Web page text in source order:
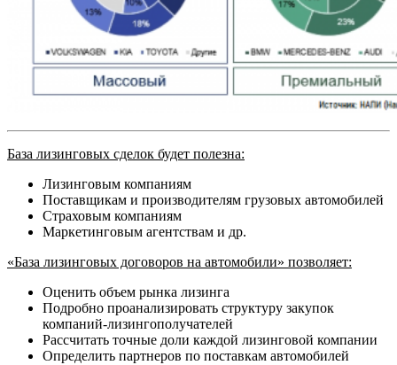
База лизинговых сделок будет полезна:
Лизинговым компаниям
Поставщикам и производителям грузовых автомобилей
Страховым компаниям
Маркетинговым агентствам и др.
«База лизинговых договоров на автомобили» позволяет:
Оценить объем рынка лизинга
Подробно проанализировать структуру закупок
компаний-лизингополучателей
Рассчитать точные доли каждой лизинговой компании
Определить партнеров по поставкам автомобилей